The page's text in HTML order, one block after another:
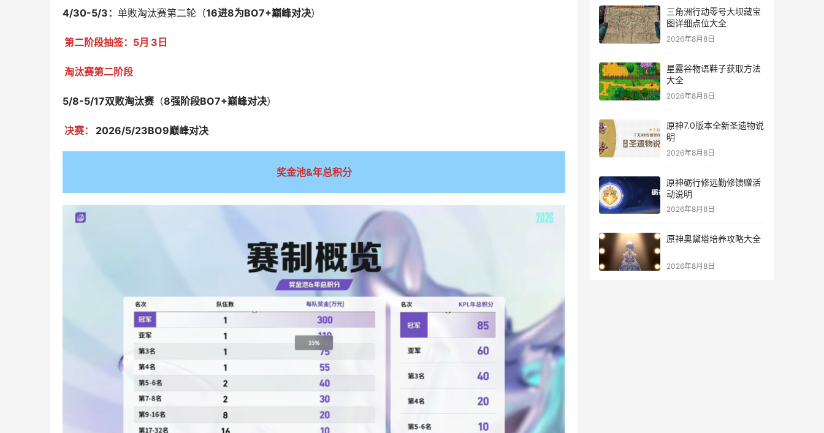
4/30-5/3： 单败淘汰赛第二轮（16进8为BO7+巅峰对决）
第二阶段抽签：5月 3日
淘汰赛第二阶段
5/8-5/17双败淘汰赛（8强阶段BO7+巅峰对决）
决赛： 2026/5/23BO9巅峰对决
奖金池&年总积分
三角洲行动零号大坝藏宝
图详细点位大全
2026年8月8日
星露谷物语鞋子获取方法
大全
2026年8月8日
原神7.0版本全新圣遗物说
明
2026年8月8日
原神砺行修远勤修馈赠活
动说明
2026年8月8日
原神奥黛塔培养攻略大全
2026年8月8日